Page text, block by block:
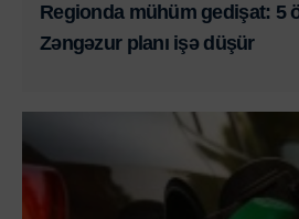
Regionda mühüm gedişat: 5
Zəngəzur planı işə düşür